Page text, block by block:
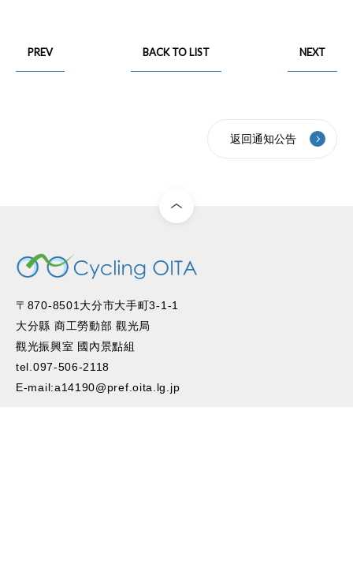
PREV BACK TO LIST NEXT
返回通知公告
〒870-8501大分市大手町3-1-1
大分縣 商工勞動部 觀光局
觀光振興室 國內景點組
tel.097-506-2118
E-mail:a14190@pref.oita.lg.jp